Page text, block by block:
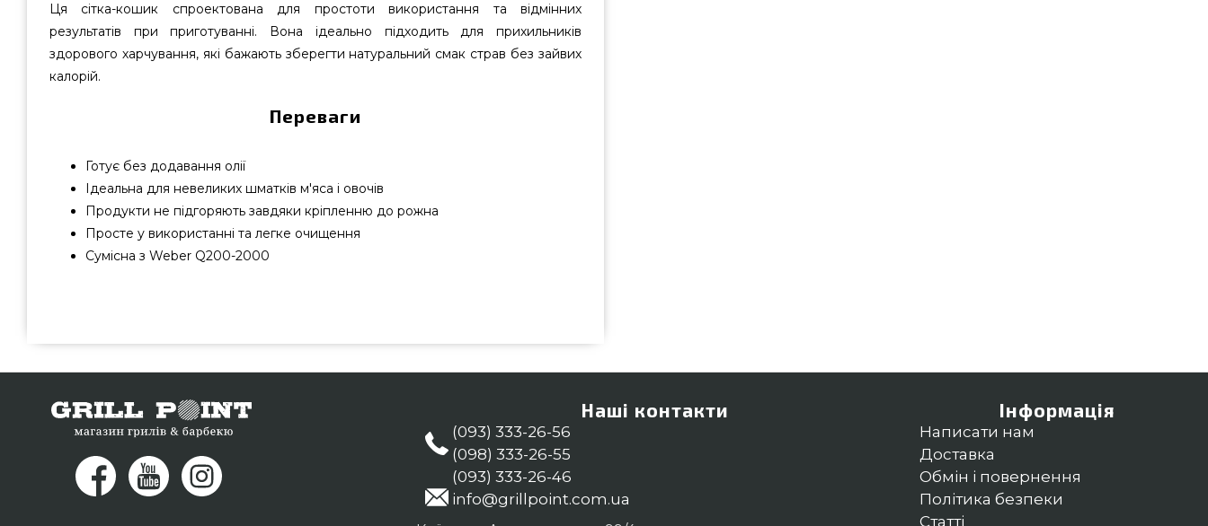
Ця сітка-кошик спроектована для простоти використання та відмінних
результатів при приготуванні. Вона ідеально підходить для прихильників
здорового харчування, які бажають зберегти натуральний смак страв без зайвих
калорій.
Переваги
Готує без додавання олії
Ідеальна для невеликих шматків м'яса і овочів
Продукти не підгоряють завдяки кріпленню до рожна
Просте у використанні та легке очищення
Сумісна з Weber Q200-2000
Погляньте і купіть також Рожен для гриля в магазині GrillPoint. Наберіть нашим фахівцям
на будь-який номер 0(800) 337-275 и мы доставимо покупцям регіонів: Мелітополь,
Наші контакти
(093) 333-26-56
(098) 333-26-55
(093) 333-26-46
info@grillpoint.com.ua
Інформація
Написати нам
Доставка
Обмін і повернення
Політика безпеки
Статті